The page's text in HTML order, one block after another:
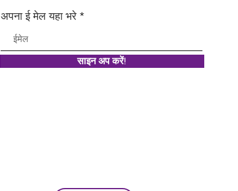
अपना ई मेल यहा भरे
साइन अप करें!